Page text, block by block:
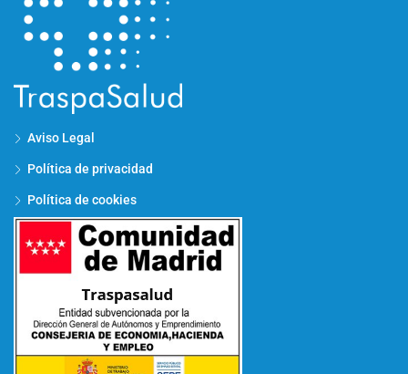
Aviso Legal
Política de privacidad
Política de cookies